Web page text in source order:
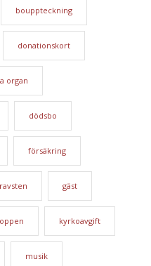
bouppteckning
donationskort
organ
dödsbo
försäkring
gäst
kyrkoavgift
musik